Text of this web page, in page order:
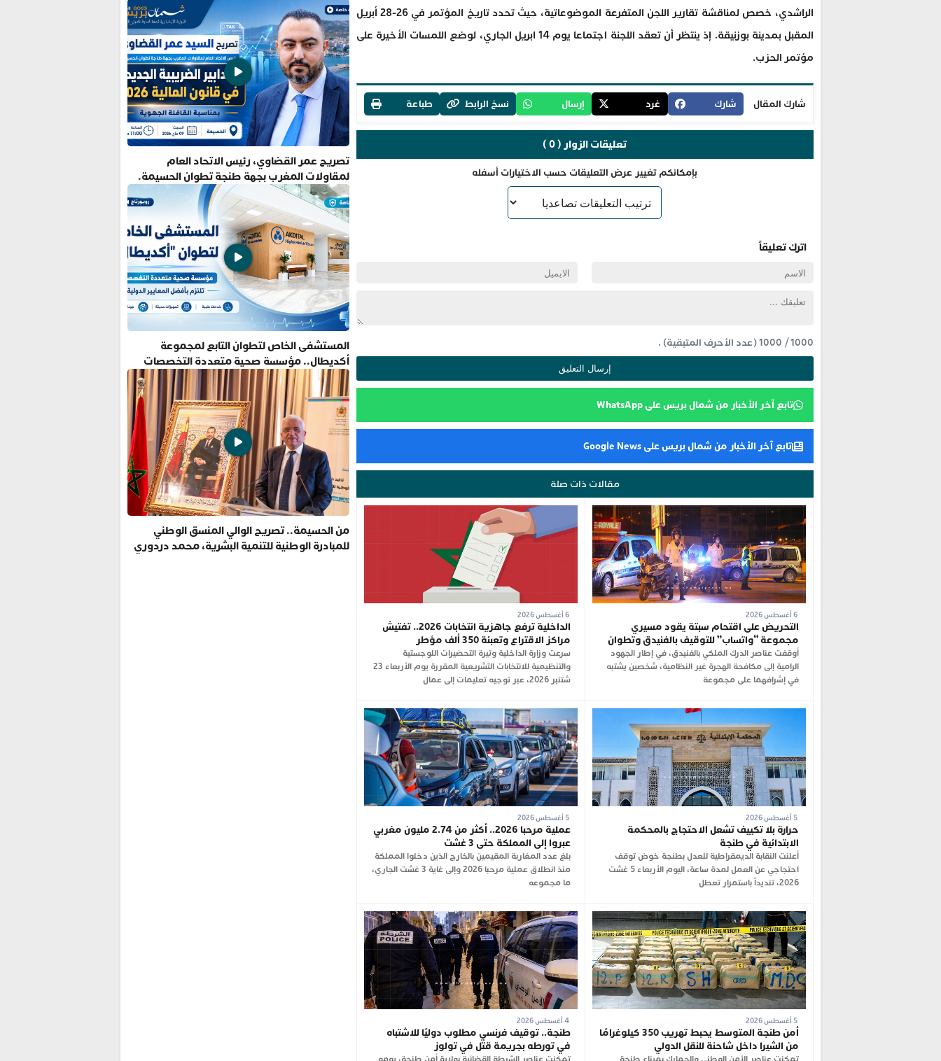
الراشدي، خصص لمناقشة تقارير اللجن المتفرعة الموضوعاتية، حيث تحدد تاريخ المؤتمر في 26-28 أبريل
المقبل بمدينة بوزنيقة. إذ ينتظر أن تعقد اللجنة اجتماعا يوم 14 ابريل الجاري، لوضع اللمسات الأخيرة على
مؤتمر الحزب.
شارك المقال شارك غرد إرسال نسخ الرابط طباعة
تعليقات الزوار ( 0 )
بإمكانكم تغيير عرض التعليقات حسب الاختيارات أسفله
اترك تعليقاً
1000
/
1000(عدد الأحرف المتبقية) .
تابع آخر الأخبار من شمال بريس على WhatsApp
تابع آخر الأخبار من شمال بريس على Google News
مقالات ذات صلة
التحريض على اقتحام سبتة يقود مسيري
مجموعة “واتساب” للتوقيف بالفنيدق وتطوان
أوقفت عناصر الدرك الملكي بالفنيدق، في إطار الجهود
الرامية إلى مكافحة الهجرة غير النظامية، شخصين يشتبه
في إشرافهما على مجموعة
6 أغسطس 2026
الداخلية ترفع جاهزية انتخابات 2026.. تفتيش
مراكز الاقتراع وتعبئة 350 ألف مؤطر
سرعت وزارة الداخلية وتيرة التحضيرات اللوجستية
والتنظيمية للانتخابات التشريعية المقررة يوم الأربعاء 23
شتنبر 2026، عبر توجيه تعليمات إلى عمال
حرارة بلا تكييف تشعل الاحتجاج بالمحكمة
الابتدائية في طنجة
أعلنت النقابة الديمقراطية للعدل بطنجة خوض توقف
احتجاجي عن العمل لمدة ساعة، اليوم الأربعاء 5 غشت
2026، تنديداً باستمرار تعطل
5 أغسطس 2026
عملية مرحبا 2026.. أكثر من 2.74 مليون مغربي
عبروا إلى المملكة حتى 3 غشت
بلغ عدد المغاربة المقيمين بالخارج الذين دخلوا المملكة
منذ انطلاق عملية مرحبا 2026 وإلى غاية 3 غشت الجاري،
ما مجموعه
أمن طنجة المتوسط يحبط تهريب 350 كيلوغرامًا
من الشيرا داخل شاحنة للنقل الدولي
4 أغسطس 2026
طنجة.. توقيف فرنسي مطلوب دوليًا للاشتباه
في تورطه بجريمة قتل في تولوز
تصريح عمر القضاوي، رئيس الاتحاد العام
لمقاولات المغرب بجهة طنجة تطوان الحسيمة.
المستشفى الخاص لتطوان التابع لمجموعة
أكديطال.. مؤسسة صحية متعددة التخصصات
تلتزم بأفضل المعايير الدولية
من الحسيمة.. تصريح الوالي المنسق الوطني
للمبادرة الوطنية للتنمية البشرية، محمد دردوري